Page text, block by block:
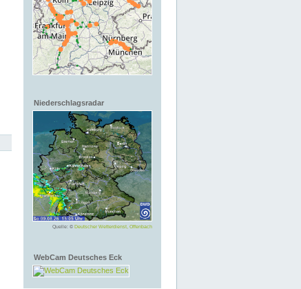
Niederschlagsradar
Quelle: © Deutscher Wetterdienst, Offenbach
WebCam Deutsches Eck